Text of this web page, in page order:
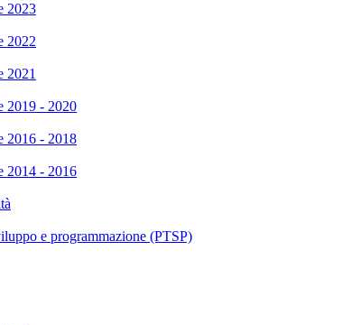
2023
2022
2021
2019 - 2020
2016 - 2018
2014 - 2016
e programmazione (PTSP)